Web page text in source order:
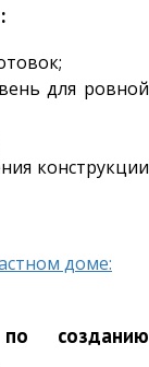
для ровной
конструкции
доме:
по созданию